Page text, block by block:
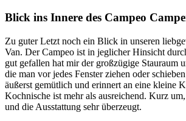
Blick ins Innere des Campeo
Zu guter Letzt noch ein Blick in unseren
Van. Der Campeo ist in jeglicher Hinsicht
gut gefallen hat mir der großzügige Stauraum
die man vor jedes Fenster ziehen oder
äußerst gemütlich und erinnert an eine kleine
Kochnische ist mehr als ausreichend. Kurz
und die Ausstattung sehr überzeugt.